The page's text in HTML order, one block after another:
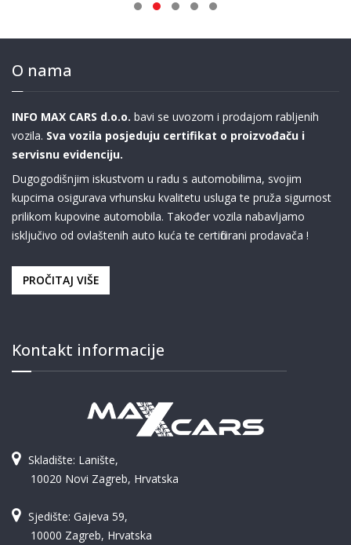
O nama
INFO MAX CARS d.o.o. bavi se uvozom i prodajom rabljenih
vozila. Sva vozila posjeduju certifikat o proizvođaču i
servisnu evidenciju.
Dugogodišnjim iskustvom u radu s automobilima, svojim
kupcima osigurava vrhunsku kvalitetu usluga te pruža sigurnost
prilikom kupovine automobila. Također vozila nabavljamo
isključivo od ovlaštenih auto kuća te certificirani prodavača !
PROČITAJ VIŠE
Kontakt informacije
Skladište: Lanište,
10020 Novi Zagreb, Hrvatska
Sjedište: Gajeva 59,
10000 Zagreb, Hrvatska